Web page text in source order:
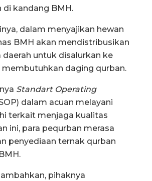
di kandang BMH.
dalam menyajikan hewan
BMH akan mendistribusikan
daerah untuk disalurkan ke
membutuhkan daging qurban.
Standart Operating
dalam acuan melayani
terkait menjaga kualitas
ini, para pequrban merasa
penyediaan ternak qurban
pihaknya